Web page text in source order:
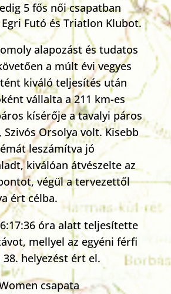
5 fős női csapatban
Futó és Triatlon Klubot.
alapozást és tudatos
a múlt évi vegyes
kiváló teljesítés után
vállalta a 211 km-es
kísérője a tavalyi páros
Orsolya volt. Kisebb
leszámítva jó
kiválóan átvészelte az
végül a tervezettől
ért célba.
óra alatt teljesítette
mellyel az egyéni férfi
helyezést ért el.
csapata